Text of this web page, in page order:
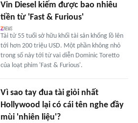
Vin Diesel kiếm được bao nhiêu
tiền từ 'Fast & Furious'
Tài tử 55 tuổi sở hữu khối tài sản khổng lồ lên
tới hơn 200 triệu USD. Một phần không nhỏ
trong số này tới từ vai diễn Dominic Toretto
của loạt phim 'Fast & Furious'.
Vì sao tay đua tài giỏi nhất
Hollywood lại có cái tên nghe đầy
mùi 'nhiên liệu'?